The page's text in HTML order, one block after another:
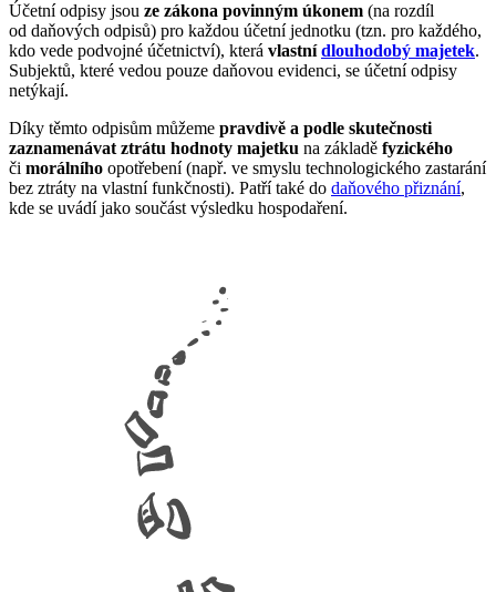
Účetní odpisy jsou ze zákona povinným úkonem (na rozdíl
od daňových odpisů) pro každou účetní jednotku (tzn. pro každého,
kdo vede podvojné účetnictví), která vlastnídlouhodobý majetek.
Subjektů, které vedou pouze daňovou evidenci, se účetní odpisy
netýkají.
Díky těmto odpisům můžeme pravdivě a podle skutečnosti
zaznamenávat ztrátu hodnoty majetku na základě fyzického
či morálního opotřebení (např. ve smyslu technologického zastarání
bez ztráty na vlastní funkčnosti). Patří také do daňového přiznání,
kde se uvádí jako součást výsledku hospodaření.